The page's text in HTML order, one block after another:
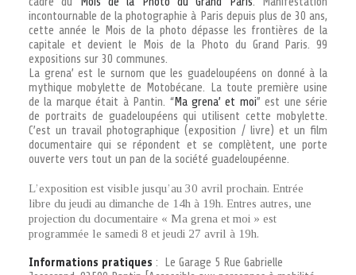
incontournable de la photographie à Paris depuis plus de 30 ans,
cette année le Mois de la photo dépasse les frontières de la
capitale et devient le Mois de la Photo du Grand Paris. 99
expositions sur 30 communes.
La grena’ est le surnom que les guadeloupéens on donné à la
mythique mobylette de Motobécane. La toute première usine
de la marque était à Pantin. “Ma grena’ et moi” est une série
de portraits de guadeloupéens qui utilisent cette mobylette.
C’est un travail photographique (exposition / livre) et un film
documentaire qui se répondent et se complètent, une porte
ouverte vers tout un pan de la société guadeloupéenne.
L’exposition est visible jusqu’au 30 avril prochain. Entrée
libre du jeudi au dimanche de 14h à 19h. Entres autres, une
projection du documentaire « Ma grena et moi » est
programmée le samedi 8 et jeudi 27 avril à 19h.
Informations pratiques : Le Garage 5 Rue Gabrielle